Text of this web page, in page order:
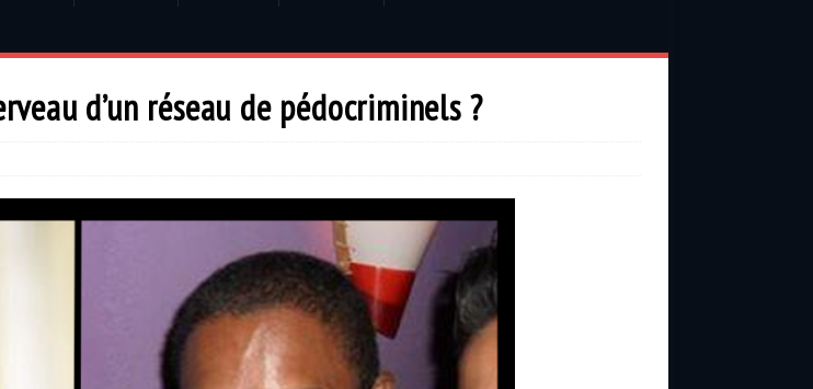
d’un réseau de pédocriminels ?